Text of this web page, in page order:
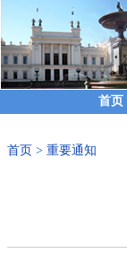
首页
首页 > 重要通知